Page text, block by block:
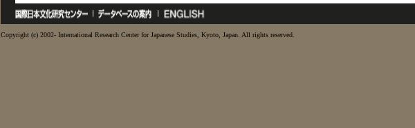
Copyright (c) 2002- International Research Center for Japanese Studies, Kyoto, Japan. All rights reserved.